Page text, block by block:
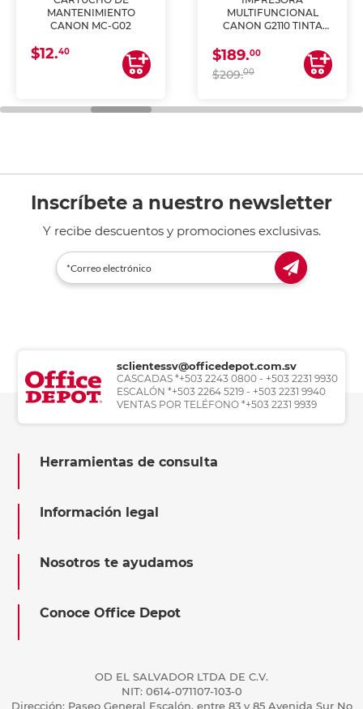
MANTENIMIENTO
CANON MC-G02
$12.40
MULTIFUNCIONAL
CANON G2110 TINTA
$189.00
$209.00
Inscríbete a nuestro newsletter
Y recibe descuentos y promociones exclusivas.
sclientessv@officedepot.com.sv
CASCADAS *+503 2243 0800 - +503 2231 9930
ESCALÓN *+503 2264 5219 - +503 2231 9940
VENTAS POR TELÉFONO *+503 2231 9939
Herramientas de consulta
Información legal
Nosotros te ayudamos
Conoce Office Depot
OD EL SALVADOR LTDA DE C.V.
NIT: 0614-071107-103-0
Dirección: Paseo General Escalón, entre 83 y 85 Avenida Sur No